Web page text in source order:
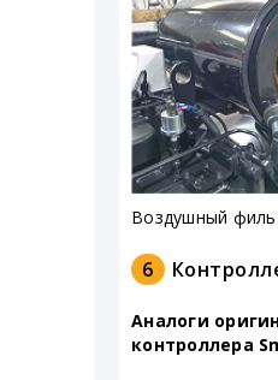
Воздушный
6
Аналоги
контроллера